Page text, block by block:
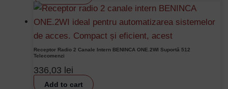
Receptor Radio 2 Canale Intern BENINCA ONE.2WI Suportă 512
Telecomenzi
336,03 lei
Add to cart